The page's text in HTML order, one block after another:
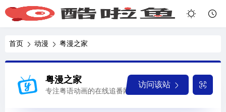
首页 动漫 粤漫之家
粤漫之家
专注粤语动画的在线追番网站
访问该站